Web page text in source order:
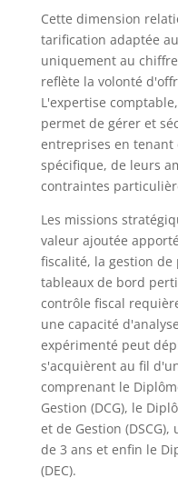
Cette dimension
tarification adaptée
uniquement au
reflète la volonté
L'expertise
permet de gérer et
entreprises en tenant
spécifique, de leurs
contraintes
Les missions
valeur ajoutée
fiscalité, la gestion
tableaux de bord
contrôle fiscal
une capacité
expérimenté peut
s'acquièrent au fil
comprenant le
Gestion (DCG), le
et de Gestion
de 3 ans et enfin le
(DEC).